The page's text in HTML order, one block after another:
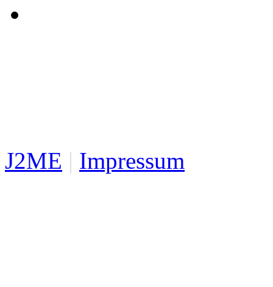
J2ME | Impressum